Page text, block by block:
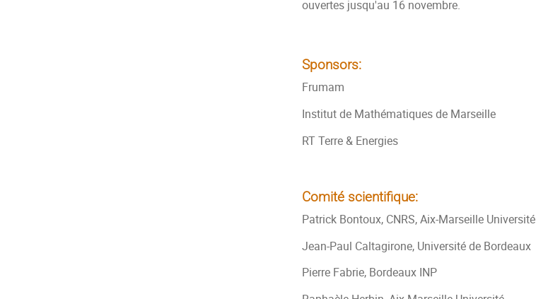
ouvertes jusqu'au 16 novembre.
Sponsors:
Frumam
Institut de Mathématiques de Marseille
RT Terre & Energies
Comité scientifique:
Patrick Bontoux, CNRS, Aix-Marseille Université
Jean-Paul Caltagirone, Université de Bordeaux
Pierre Fabrie, Bordeaux INP